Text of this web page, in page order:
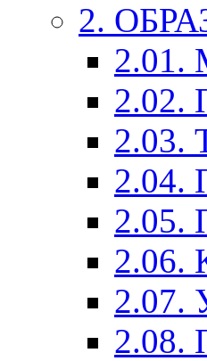
2.
2.01.
2.02.
2.03.
2.04.
2.05.
2.06.
2.07.
2.08.